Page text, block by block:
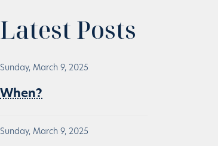
Latest Posts
Sunday, March 9, 2025
When?
Sunday, March 9, 2025